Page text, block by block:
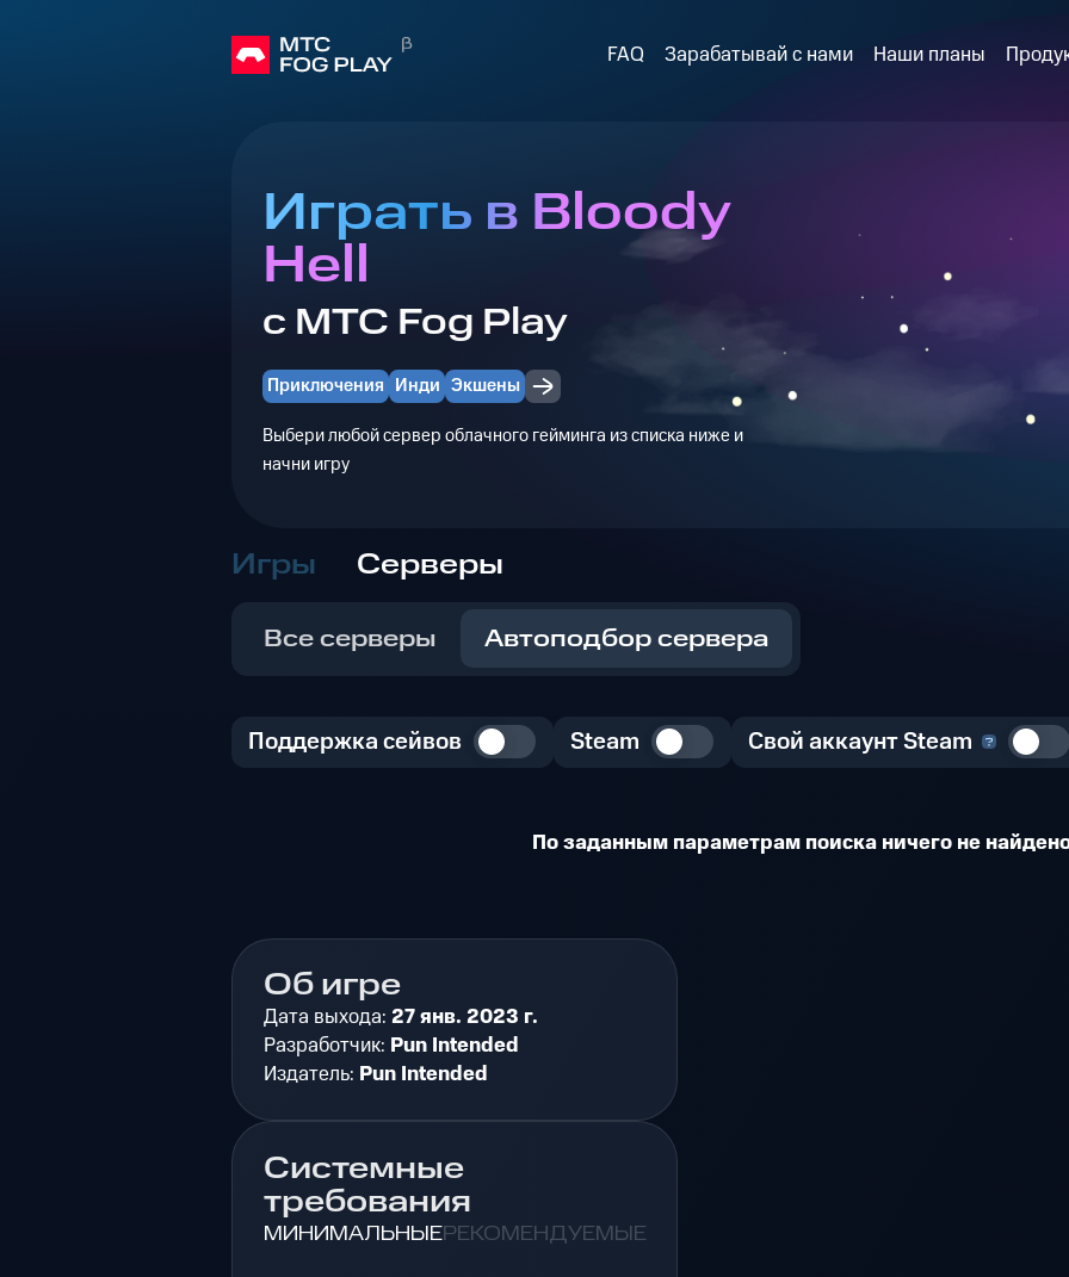
FAQ Зарабатывай с нами Наши планы
Играть в Bloody
Hell
с МТС Fog Play
Приключения Инди Экшены
Выбери любой сервер облачного гейминга из списка ниже и
начни игру
Игры Серверы
Все серверы Автоподбор сервера
Поддержка сейвов Steam Свой аккаунт Steam
По заданным параметрам поиска ничего не
Об игре
Дата выхода: 27 янв. 2023 г.
Разработчик: Pun Intended
Издатель: Pun Intended
Системные
требования
МИНИМАЛЬНЫЕРЕКОМЕНДУЕМЫЕ